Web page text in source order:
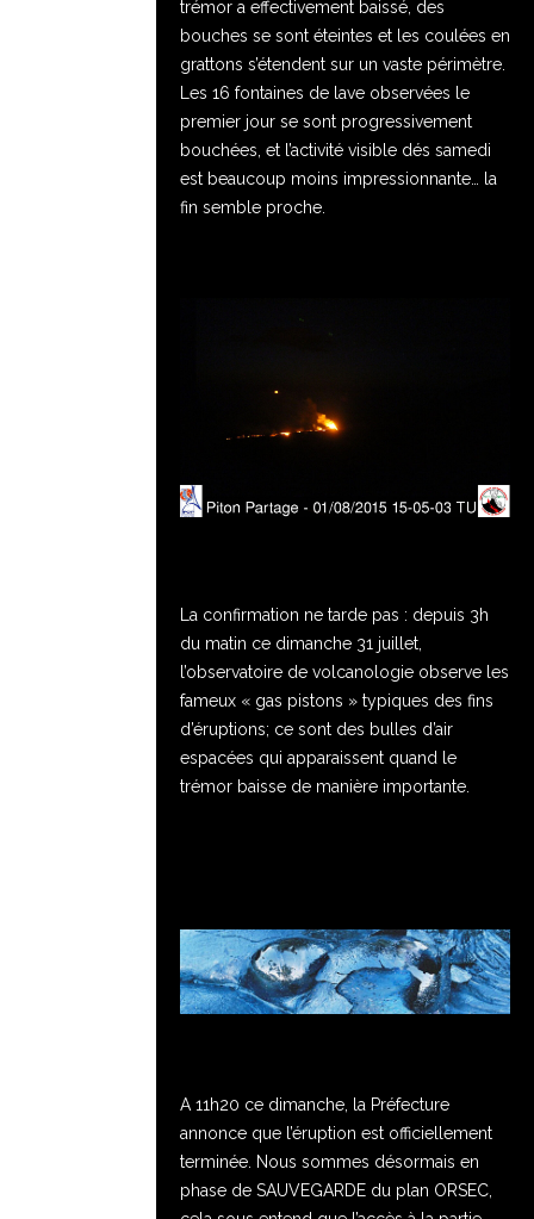
trémor a effectivement baissé, des
bouches se sont éteintes et les coulées en
grattons s’étendent sur un vaste périmètre.
Les 16 fontaines de lave observées le
premier jour se sont progressivement
bouchées, et l’activité visible dés samedi
est beaucoup moins impressionnante… la
fin semble proche.
La confirmation ne tarde pas : depuis 3h
du matin ce dimanche 31 juillet,
l’observatoire de volcanologie observe les
fameux « gas pistons » typiques des fins
d’éruptions; ce sont des bulles d’air
espacées qui apparaissent quand le
trémor baisse de manière importante.
A 11h20 ce dimanche, la Préfecture
annonce que l’éruption est officiellement
terminée. Nous sommes désormais en
phase de SAUVEGARDE du plan ORSEC,